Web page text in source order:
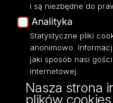
Portal Pracowniczy
Baza Aktów Własnych
Platforma e-learningowa
Moodle
Eksperci UŁ
Polityka Prywatności
Dostępność
i są niezbędne do
Analityka
Statystyczne pliki
anonimowo.
jaki sposób nasi
internetowej.
Nasza strona
plików